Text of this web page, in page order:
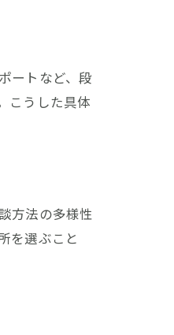
ートなど、段
こうした具体
方法の多様性
を選ぶこと